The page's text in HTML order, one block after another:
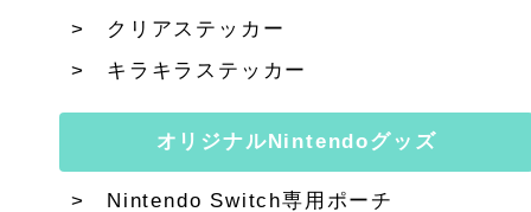
クリアステッカー
キラキラステッカー
オリジナルNintendoグッズ
Nintendo Switch専用ポーチ